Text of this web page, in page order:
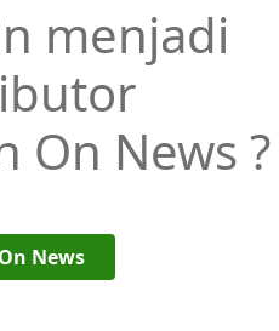
menjadi
On News ?
News